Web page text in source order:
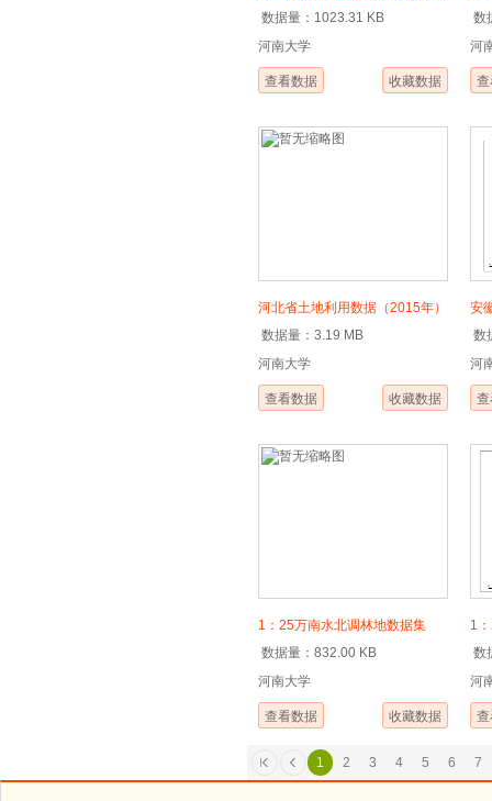
地质公园
计数据
数据量：1023.31 KB
河南大学
查看数据 收藏数据
集
数
河
河北省土地利用数据（2015年）
数据量：3.19 MB
河南大学
查看数据 收藏数据
安
数
河
1：25万南水北调林地数据集
（2014年河南段）
数据量：832.00 KB
河南大学
查看数据 收藏数据
1
集
数
河
1 2 3 4 5 6 7